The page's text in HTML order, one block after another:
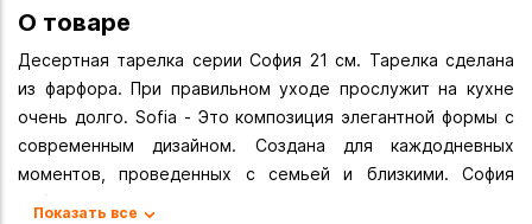
О товаре
Десертная тарелка серии София 21 см. Тарелка сделана
из фарфора. При правильном уходе прослужит на кухне
очень долго. Sofia - Это композиция элегантной формы с
современным дизайном. Создана для каждодневных
моментов, проведенных с семьей и близкими. София
соблазнит изяществом тех, кто ценит эстетику и
Показать все